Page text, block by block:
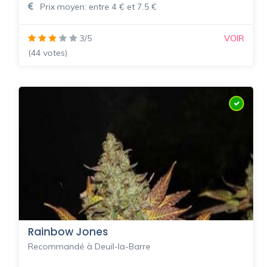
Prix moyen: entre 4 € et 7.5 €
3/5
(44 votes)
VOIR
Rainbow Jones
Recommandé à Deuil-la-Barre